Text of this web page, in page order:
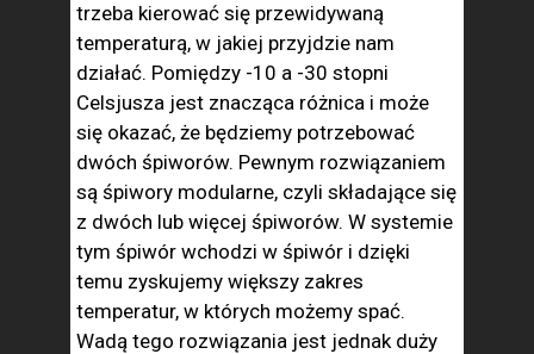
trzeba kierować się przewidywaną
temperaturą, w jakiej przyjdzie nam
działać. Pomiędzy -10 a -30 stopni
Celsjusza jest znacząca różnica i może
się okazać, że będziemy potrzebować
dwóch śpiworów. Pewnym rozwiązaniem
są śpiwory modularne, czyli składające się
z dwóch lub więcej śpiworów. W systemie
tym śpiwór wchodzi w śpiwór i dzięki
temu zyskujemy większy zakres
temperatur, w których możemy spać.
Wadą tego rozwiązania jest jednak duży